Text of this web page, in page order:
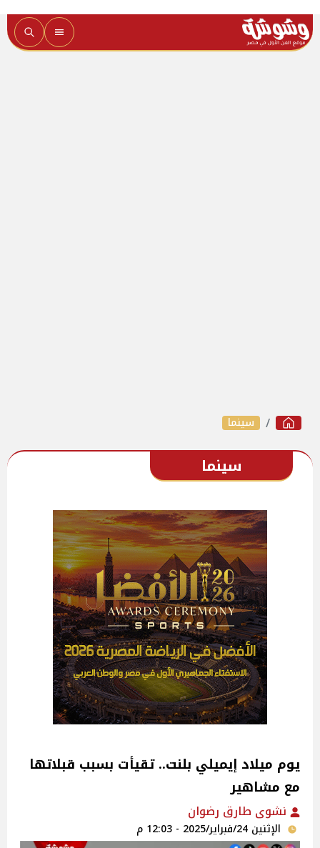
سينما
سينما
يوم ميلاد إيميلي بلنت.. تقيأت بسبب قبلاتها
مع مشاهير
نشوى طارق رضوان
الإثنين 24/فبراير/2025 - 12:03 م